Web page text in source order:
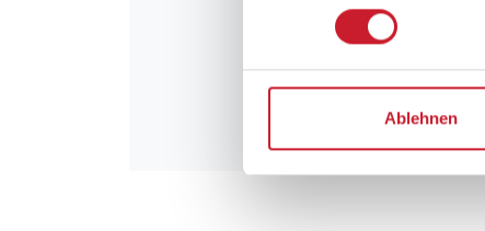
Ablehnen
Kulturelle